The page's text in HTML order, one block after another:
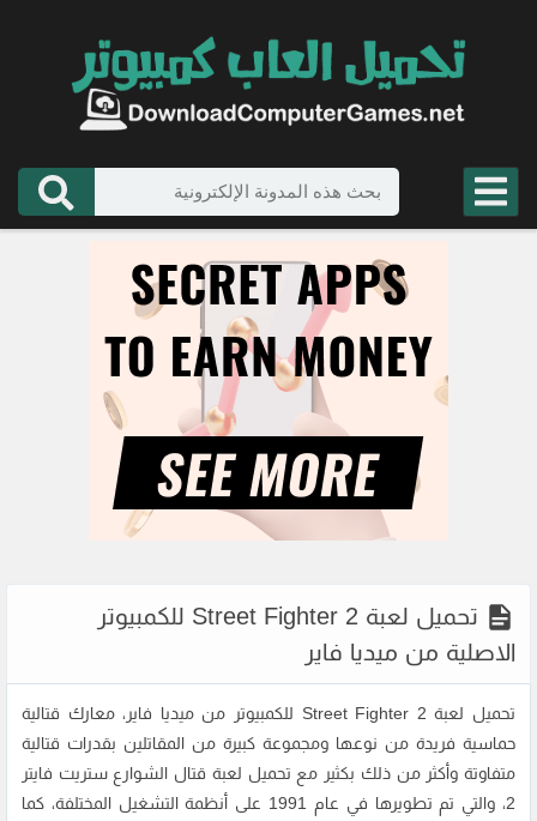
تحميل لعبة Street Fighter 2 للكمبيوتر
الاصلية من ميديا فاير
تحميل لعبة Street Fighter 2 للكمبيوتر من ميديا فاير، معارك قتالية
حماسية فريدة من نوعها ومجموعة كبيرة من المقاتلين بقدرات قتالية
متفاوتة وأكثر من ذلك بكثير مع تحميل لعبة قتال الشوارع ستريت فايتر
2، والتي تم تطويرها في عام 1991 على أنظمة التشغيل المختلفة، كما